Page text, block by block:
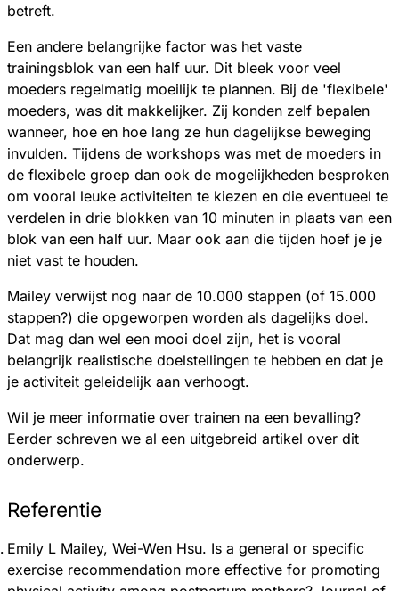
betreft.
Een andere belangrijke factor was het vaste
trainingsblok van een half uur. Dit bleek voor veel
moeders regelmatig moeilijk te plannen. Bij de 'flexibele'
moeders, was dit makkelijker. Zij konden zelf bepalen
wanneer, hoe en hoe lang ze hun dagelijkse beweging
invulden. Tijdens de workshops was met de moeders in
de flexibele groep dan ook de mogelijkheden besproken
om vooral leuke activiteiten te kiezen en die eventueel te
verdelen in drie blokken van 10 minuten in plaats van een
blok van een half uur. Maar ook aan die tijden hoef je je
niet vast te houden.
Mailey verwijst nog naar de 10.000 stappen (of 15.000
stappen?) die opgeworpen worden als dagelijks doel.
Dat mag dan wel een mooi doel zijn, het is vooral
belangrijk realistische doelstellingen te hebben en dat je
je activiteit geleidelijk aan verhoogt.
Wil je meer informatie over trainen na een bevalling?
Eerder schreven we al een uitgebreid artikel over dit
onderwerp.
Referentie
Emily L Mailey, Wei-Wen Hsu. Is a general or specific
exercise recommendation more effective for promoting